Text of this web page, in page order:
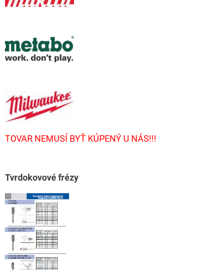
TOVAR NEMUSÍ BYŤ KÚPENÝ U NÁS!!!
Tvrdokovové frézy